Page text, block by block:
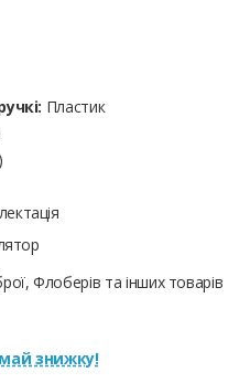
Пластик
Флоберів та інших товарів
знижку!